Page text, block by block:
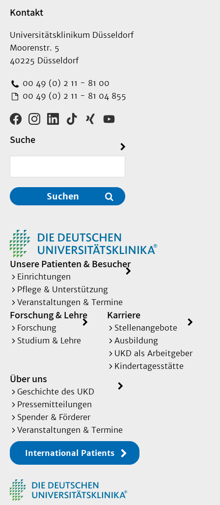
Kontakt
Universitätsklinikum Düsseldorf
Moorenstr. 5
40225 Düsseldorf
00 49 (0) 2 11 - 81 00
00 49 (0) 2 11 - 81 04 855
Suche
Suchen
Unsere Patienten & Besucher
Einrichtungen
Pflege & Unterstützung
Veranstaltungen & Termine
Forschung & Lehre
Forschung
Studium & Lehre
Karriere
Stellenangebote
Ausbildung
UKD als Arbeitgeber
Kindertagesstätte
Über uns
Geschichte des UKD
Pressemitteilungen
Spender & Förderer
Veranstaltungen & Termine
International Patients